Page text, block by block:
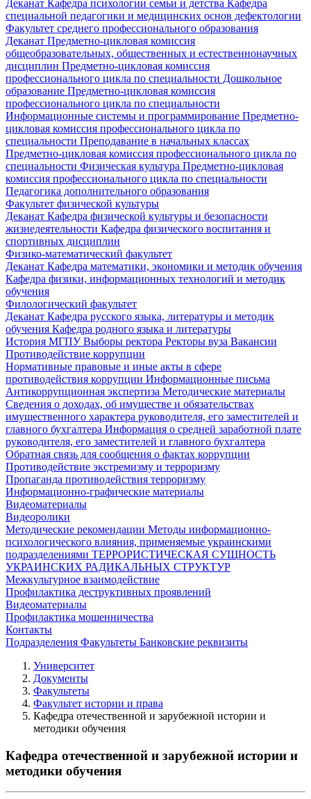
Деканат Кафедра психологии семьи и детства Кафедра
специальной педагогики и медицинских основ дефектологии
Факультет среднего профессионального образования
Деканат Предметно-цикловая комиссия
общеобразовательных, общественных и естественнонаучных
дисциплин Предметно-цикловая комиссия
профессионального цикла по специальности Дошкольное
образование Предметно-цикловая комиссия
профессионального цикла по специальности
Информационные системы и программирование Предметно-
цикловая комиссия профессионального цикла по
специальности Преподавание в начальных классах
Предметно-цикловая комиссия профессионального цикла по
специальности Физическая культура Предметно-цикловая
комиссия профессионального цикла по специальности
Педагогика дополнительного образования
Факультет физической культуры
Деканат Кафедра физической культуры и безопасности
жизнедеятельности Кафедра физического воспитания и
спортивных дисциплин
Физико-математический факультет
Деканат Кафедра математики, экономики и методик обучения
Кафедра физики, информационных технологий и методик
обучения
Филологический факультет
Деканат Кафедра русского языка, литературы и методик
обучения Кафедра родного языка и литературы
История МГПУВыборы ректора Ректоры вуза Вакансии
Противодействие коррупции
Нормативные правовые и иные акты в сфере
противодействия коррупции Информационные письма
Антикоррупционная экспертиза Методические материалы
Сведения о доходах, об имуществе и обязательствах
имущественного характера руководителя, его заместителей и
главного бухгалтера Информация о средней заработной плате
руководителя, его заместителей и главного бухгалтера
Обратная связь для сообщения о фактах коррупции
Противодействие экстремизму и терроризму
Пропаганда противодействия терроризму
Информационно-графические материалы
Видеоматериалы
Видеоролики
Методические рекомендации Методы информационно-
психологического влияния, применяемые украинскими
подразделениями ТЕРРОРИСТИЧЕСКАЯ СУЩНОСТЬ
УКРАИНСКИХ РАДИКАЛЬНЫХ СТРУКТУР
Межкультурное взаимодействие
Профилактика деструктивных проявлений
Видеоматериалы
Профилактика мошенничества
Контакты
Подразделения Факультеты Банковские реквизиты
Университет
Документы
Факультеты
Факультет истории и права
Кафедра отечественной и зарубежной истории и
методики обучения
Кафедра отечественной и зарубежной истории и
методики обучения